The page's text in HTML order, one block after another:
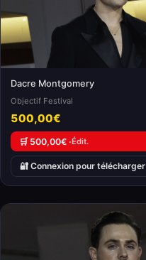
Dacre Montgomery
Objectif Festival
500,00€
🛒 500,00€ ·Édit.
🔐 Connexion pour télécharger